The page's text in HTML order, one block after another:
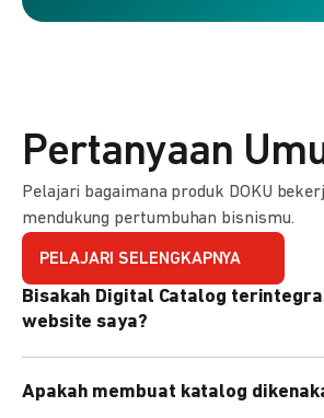
Pertanyaan
Pelajari bagaimana produk DOKU
mendukung pertumbuhan bisnismu.
PELAJARI SELENGKAPNYA
Bisakah Digital Catalog
website saya?
atau menyematkan QR code di website
Apakah membuat katalog